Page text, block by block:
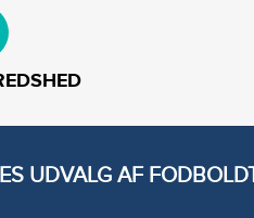
UDVALG AF